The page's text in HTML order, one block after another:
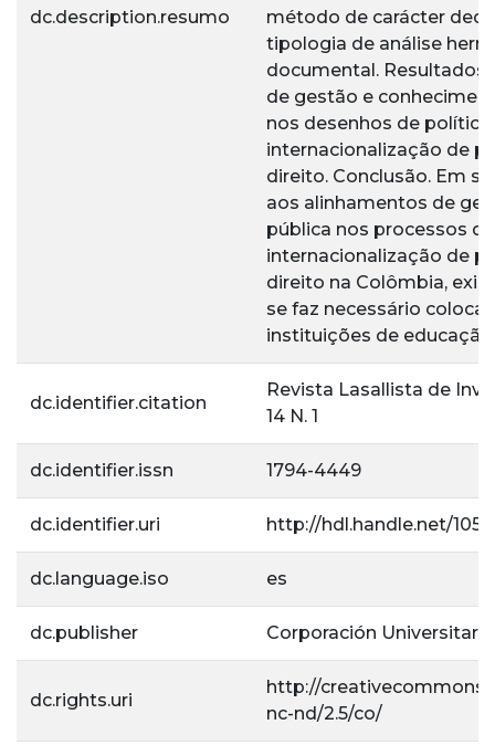
dc.description.resumo
método de carácter
tipologia de análise
documental. Resultados.
de gestão e
nos desenhos de
internacionalização de
direito. Conclusão. Em
aos alinhamentos de
pública nos processos de
internacionalização de
direito na Colômbia,
se faz necessário
instituições de
dc.identifier.citation
Revista Lasallista de
14 N. 1
dc.identifier.issn 1794-4449
dc.identifier.uri http://hdl.handle.net/
dc.language.iso es
dc.publisher Corporación
dc.rights.uri
http://
nc-nd/2.5/co/